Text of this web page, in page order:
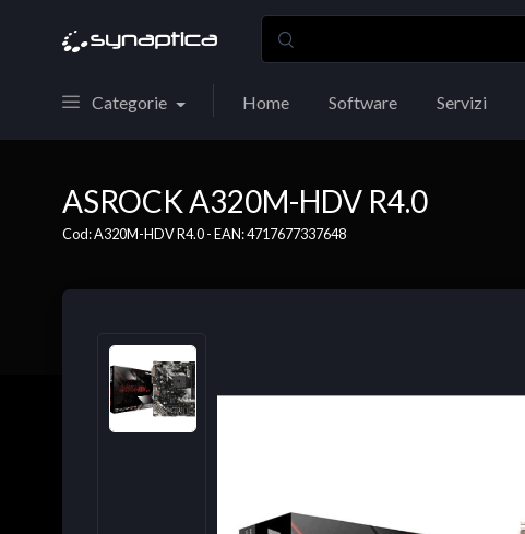
Categorie Home Software Servizi
ASROCK A320M-HDV R4.0
Cod: A320M-HDV R4.0 - EAN: 4717677337648